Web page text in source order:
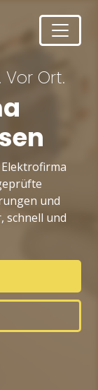
Ort.
und
schnell und